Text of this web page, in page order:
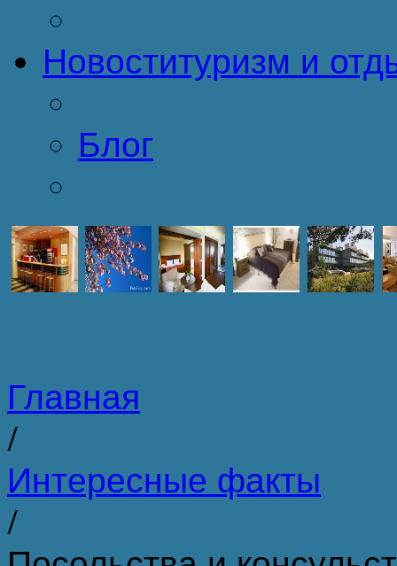
Новоституризм и
Блог
Главная
/
Интересные факты
/